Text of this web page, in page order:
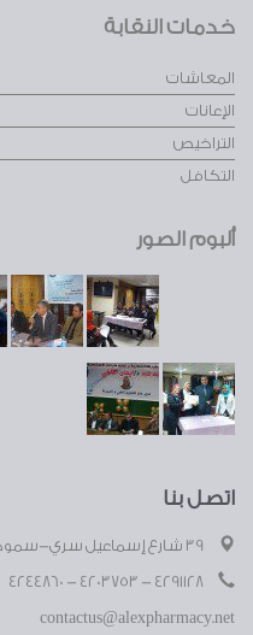
خدمات النقابة
المعاشات
الإعانات
التراخيص
التكافل
ألبوم الصور
اتصل بنا
contactus@alexpharmacy.net